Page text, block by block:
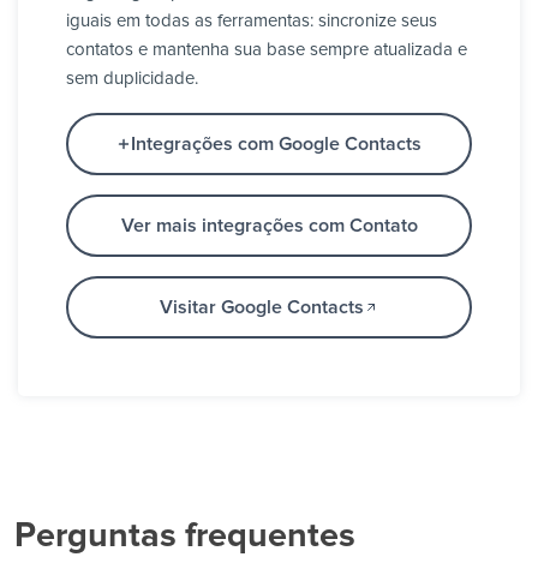
iguais em todas as ferramentas: sincronize seus
contatos e mantenha sua base sempre atualizada e
sem duplicidade.
Integrações com Google Contacts
Ver mais integrações com Contato
Visitar Google Contacts
Perguntas frequentes